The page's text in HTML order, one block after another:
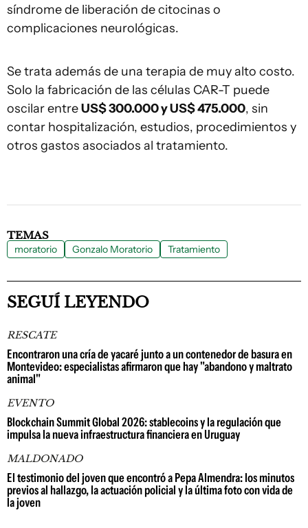
síndrome de liberación de citocinas o
complicaciones neurológicas.
Se trata además de una terapia de muy alto costo.
Solo la fabricación de las células CAR-T puede
oscilar entreUS$ 300.000 y US$ 475.000, sin
contar hospitalización, estudios, procedimientos y
otros gastos asociados al tratamiento.
TEMAS
moratorio Gonzalo Moratorio Tratamiento
SEGUÍ LEYENDO
RESCATE
Encontraron una cría de yacaré junto a un contenedor de basura en
Montevideo: especialistas afirmaron que hay "abandono y maltrato
animal"
EVENTO
Blockchain Summit Global 2026: stablecoins y la regulación que
impulsa la nueva infraestructura financiera en Uruguay
MALDONADO
El testimonio del joven que encontró a Pepa Almendra: los minutos
previos al hallazgo, la actuación policial y la última foto con vida de
la joven